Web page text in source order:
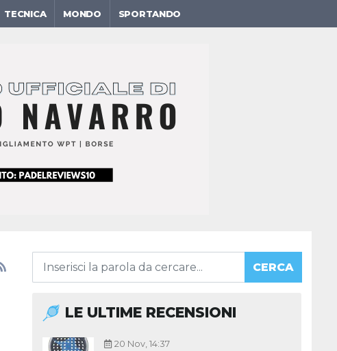
TECNICA MONDO SPORTANDO
CERCA
LE ULTIME RECENSIONI
20 Nov, 14:37